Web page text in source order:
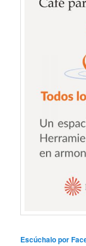
Escúchalo por